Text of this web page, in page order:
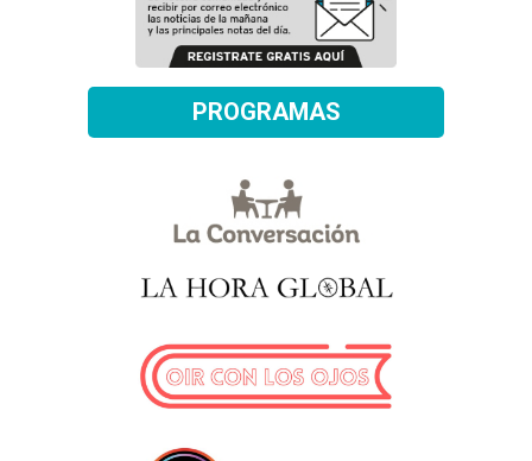
PROGRAMAS